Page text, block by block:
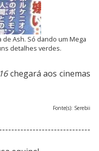
Ash. Só dando um Mega
detalhes verdes.
chegará aos cinemas
Fonte(s): Serebii